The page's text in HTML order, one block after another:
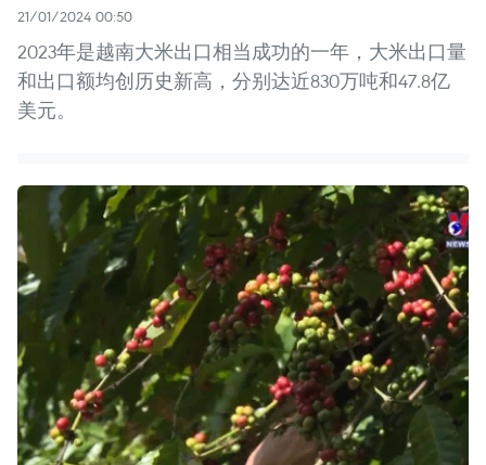
21/01/2024 00:50
2023年是越南大米出口相当成功的一年，大米出口量
和出口额均创历史新高，分别达近830万吨和47.8亿
美元。